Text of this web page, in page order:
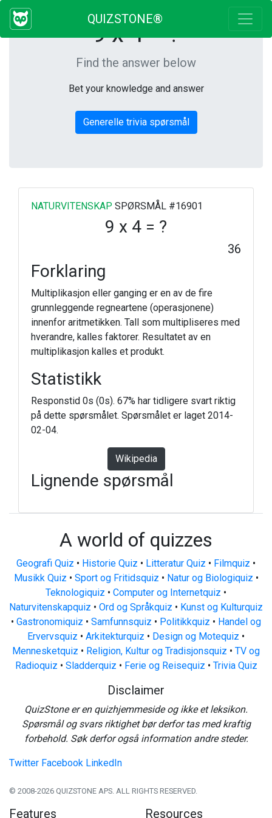
QUIZSTONE®
9 x 4 = ?
Find the answer below
Bet your knowledge and answer
Generelle trivia spørsmål
NATURVITENSKAP SPØRSMÅL #16901
9 x 4 = ?
36
Forklaring
Multiplikasjon eller ganging er en av de fire
grunnleggende regneartene (operasjonene)
innenfor aritmetikken. Tall som multipliseres med
hverandre, kalles faktorer. Resultatet av en
multiplikasjon kalles et produkt.
Statistikk
Responstid 0s (0s). 67% har tidligere svart riktig
på dette spørsmålet. Spørsmålet er laget 2014-
02-04.
Wikipedia
Lignende spørsmål
A world of quizzes
Geografi Quiz • Historie Quiz • Litteratur Quiz • Filmquiz •
Musikk Quiz • Sport og Fritidsquiz • Natur og Biologiquiz •
Teknologiquiz • Computer og Internetquiz •
Naturvitenskapquiz • Ord og Språkquiz • Kunst og Kulturquiz
• Gastronomiquiz • Samfunnsquiz • Politikkquiz • Handel og
Ervervsquiz • Arkitekturquiz • Design og Motequiz •
Mennesketquiz • Religion, Kultur og Tradisjonsquiz • TV og
Radioquiz • Sladderquiz • Ferie og Reisequiz • Trivia Quiz
Disclaimer
QuizStone er en quizhjemmeside og ikke et leksikon.
Spørsmål og svars riktighet bør derfor tas med kraftig
forbehold. Søk derfor også information andre steder.
Twitter Facebook LinkedIn
© 2008-2026 QUIZSTONE APS. ALL RIGHTS RESERVED.
Features Resources